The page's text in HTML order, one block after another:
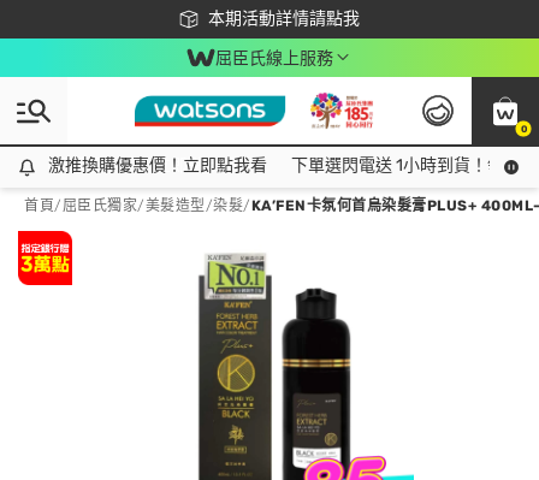
本期活動詳情請點我
下載app最高回饋$350
屈臣氏線上服務
0
激推換購優惠價！立即點我看
激推換購優惠價！立即點我看 下單選閃電送 1小時到貨！領神
首頁/ 屈臣氏獨家/美髮造型/染髮/KA’FEN卡氛何首烏染髮膏PLUS+